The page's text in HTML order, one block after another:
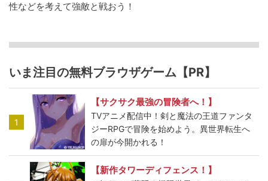
性などを考えて強敵と戦おう！
いま注目の無料ブラウザゲーム【PR】
1
【サクサク最強の冒険者へ！】
TVアニメ配信中！剣と魔法の王道ファンタ
ジーRPGで冒険を始めよう。異世界転生へ
の扉が今開かれる！
【新作タワーディフェンス！】